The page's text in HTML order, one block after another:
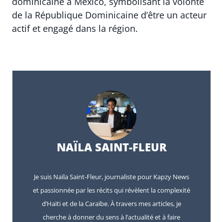
de la République Dominicaine d’être un acteur
actif et engagé dans la région.
NAÏLA SAINT-FLEUR
Je suis Naïla Saint-Fleur, journaliste pour Kapzy News
et passionnée par les récits qui révèlent la complexité
d’Haïti et de la Caraïbe. À travers mes articles, je
cherche à donner du sens à l’actualité et à faire